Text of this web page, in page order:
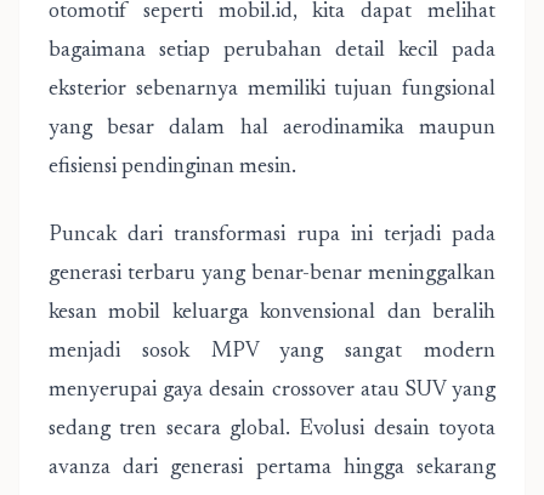
otomotif seperti mobil.id, kita dapat melihat
bagaimana setiap perubahan detail kecil pada
eksterior sebenarnya memiliki tujuan fungsional
yang besar dalam hal aerodinamika maupun
efisiensi pendinginan mesin.
Puncak dari transformasi rupa ini terjadi pada
generasi terbaru yang benar-benar meninggalkan
kesan mobil keluarga konvensional dan beralih
menjadi sosok MPV yang sangat modern
menyerupai gaya desain crossover atau SUV yang
sedang tren secara global. Evolusi desain toyota
avanza dari generasi pertama hingga sekarang